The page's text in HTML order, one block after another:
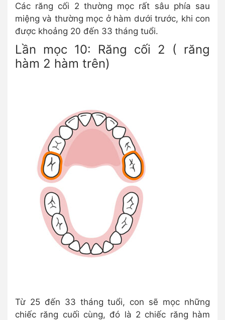
Các răng cối 2 thường mọc rất sâu phía sau
miệng và thường mọc ở hàm dưới trước, khi con
được khoảng 20 đến 33 tháng tuổi.
Lần mọc 10: Răng cối 2 ( răng
hàm 2 hàm trên)
Từ 25 đến 33 tháng tuổi, con sẽ mọc những
chiếc răng cuối cùng, đó là 2 chiếc răng hàm